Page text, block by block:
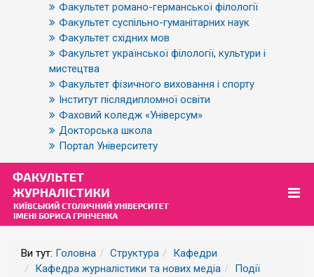
Факультет романо-германської філології
Факультет суспільно-гуманітарних наук
Факультет східних мов
Факультет української філології, культури і
мистецтва
Факультет фізичного виховання і спорту
Інститут післядипломної освіти
Фаховий коледж «Універсум»
Докторська школа
Портал Університету
Ви тут: Головна Структура
Кафедри
Кафедра журналістики та нових медіа
Події